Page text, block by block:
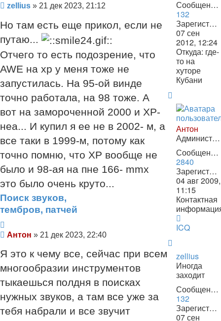
Сообщения:
132
Зарегистрирован:
07 сен
2012, 12:24
Откуда: где-
то на
хуторе
Кубани
Сообщение
zellius » 21 дек 2023, 21:12
Но там есть еще прикол, если не
путаю...
Отчего то есть подозрение, что
AWE на хp у меня тоже не
запустилась. На 95-ой винде
точно работала, на 98 тоже. А
вот на замороченной 2000 и ХР-
неа... И купил я ее не в 2002- м, а
все таки в 1999-м, потому как
точно помню, что XP вообще не
было и 98-ая на пне 166- mmx
это было очень круто...
началу
Антон
Администратор
Сообщения:
2840
Зарегистрирован:
04 авг 2009,
11:15
Контактная
ICQ
Поиск звуков,
тембров, патчей
Сообщение
Антон » 21 дек 2023, 22:40
Я это к чему все, сейчас при всем
многообразии инструментов
тыкаешься полдня в поисках
нужных звуков, а там все уже за
тебя набрали и все звучит
началу
zellius
Иногда
заходит
Сообщения:
132
Зарегистрирован:
07 сен